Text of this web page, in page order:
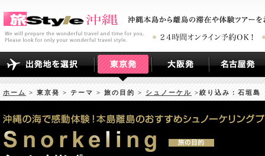
ホーム > 東京発 > テーマ > 旅の目的 > シュノーケル >絞り込み：石垣島